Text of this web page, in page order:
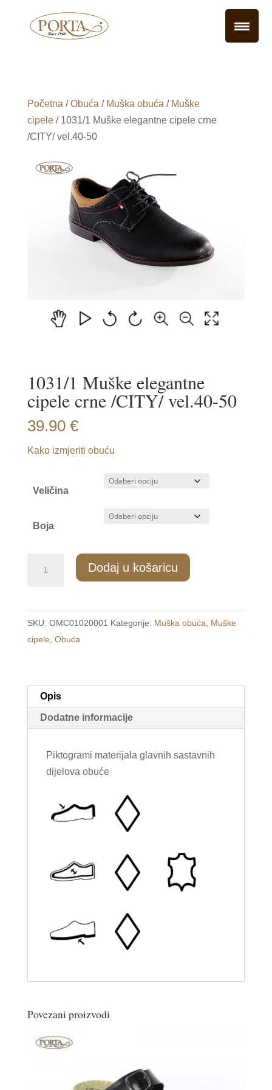
Početna /Obuća / Muška obuća / Muške
cipele/ 1031/1 Muške elegantne cipele crne
/CITY/ vel.40-50
1031/1 Muške elegantne
cipele crne /CITY/ vel.40-50
39.90 €
Kako izmjeriti obuću
Veličina
Boja
cipele
crne
/CITY/
količina
Dodaj u košaricu
SKU: OMC01020001 Kategorije: Muška obuća
Muške
cipele Obuća
Opis
Dodatne informacije
Piktogrami materijala glavnih sastavnih
dijelova obuće
Povezani proizvodi